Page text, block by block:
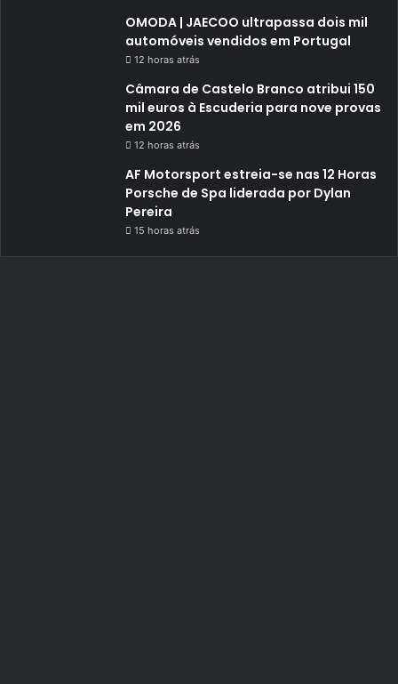
OMODA | JAECOO ultrapassa dois mil
automóveis vendidos em Portugal
12 horas atrás
Câmara de Castelo Branco atribui 150
mil euros à Escuderia para nove provas
em 2026
12 horas atrás
AF Motorsport estreia-se nas 12 Horas
Porsche de Spa liderada por Dylan
Pereira
15 horas atrás